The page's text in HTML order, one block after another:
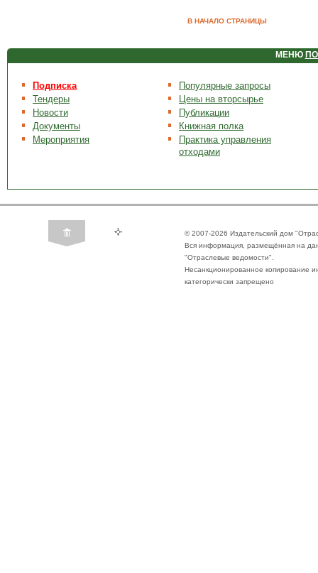
В НАЧАЛО СТРАНИЦЫ
МЕНЮ
Подписка
Тендеры
Новости
Документы
Мероприятия
Популярные запросы
Цены на вторсырье
Публикации
Книжная полка
Практика управления
отходами
© 2007-2026 Издательский дом
Вся информация, размещённая на
"Отраслевые ведомости".
Несанкционированное копирование
категорически запрещено